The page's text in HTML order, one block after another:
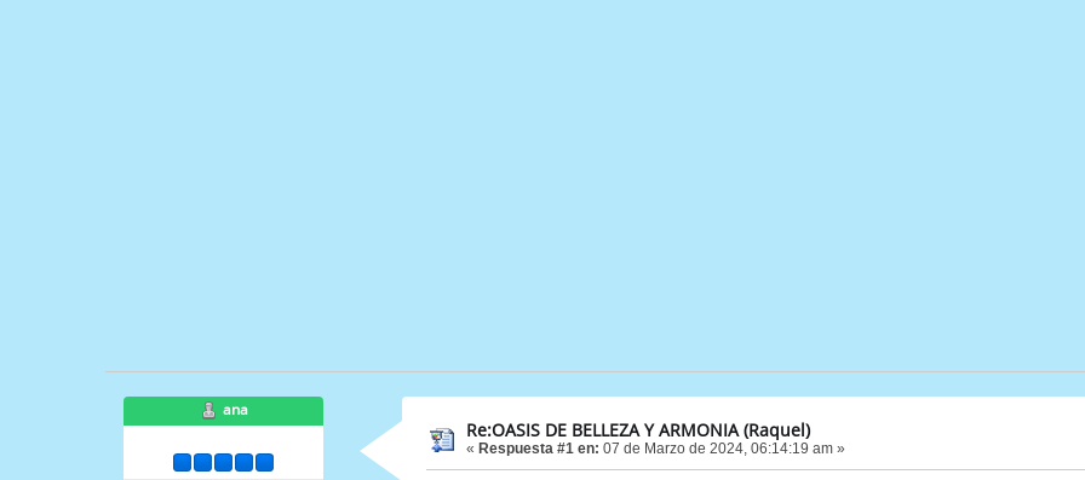
ana
Re:OASIS DE BELLEZA Y ARMONIA (Raquel)
« Respuesta #1 en: 07 de Marzo de 2024, 06:14:19 am »